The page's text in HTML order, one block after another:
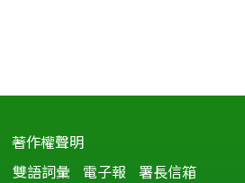
著作權聲明
雙語詞彙 電子報 署長信箱